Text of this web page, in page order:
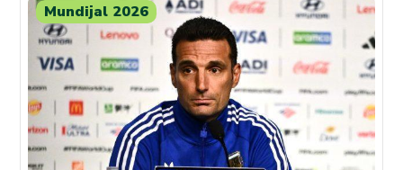
Mundijal 2026